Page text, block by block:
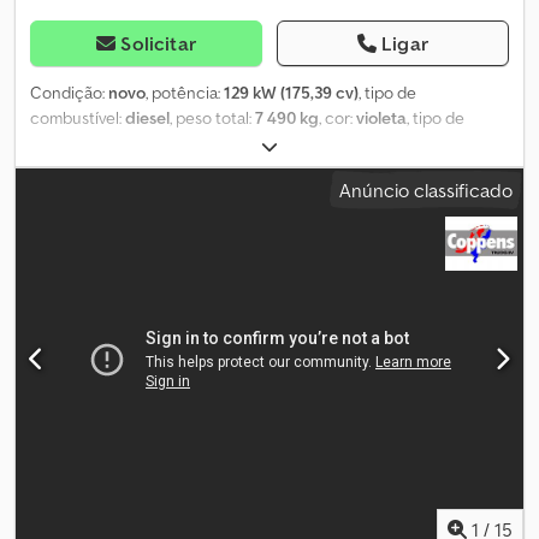
Solicitar Ligar
Condição: novo, potência:129 kW (175,39 cv), tipo de
combustível:diesel, peso total:7 490 kg, cor:violeta, tipo de
, classe de emissão:
lugares:3, Ano de fabrico:2026, Equipamento:ABS, ar
condicionado, fecho centralizado, filtro de partículas,
, FUSO CANTER 7C18,
CombiCon 5518 * Motor turbodiesel de 3,0L, 129 kW / 175 cv, EURO
autoblocante * Pneus de tração 205/75 R16C * Travões de disco
nas quatro rodas * Programa eletrónico de estabilidade (ESP)
Dsdpfx Apezr S Arsieck * ABS com distribuição eletrónica da
Anúncio classificado
1 / 15